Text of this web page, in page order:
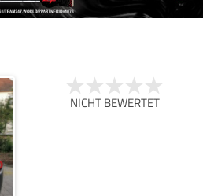
NICHT BEWERTET